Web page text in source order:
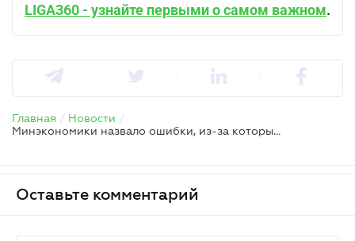
LIGA360 - узнайте первыми о самом важном.
Главная / Новости /
Минэкономики назвало ошибки, из-за которых работодатели не могут забронировать работников
Оставьте комментарий